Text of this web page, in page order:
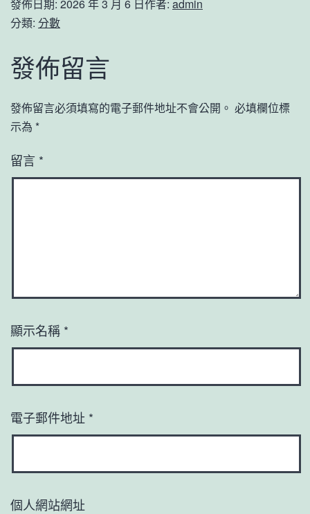
發佈日期: 2026 年 3 月 6 日作者: admin
分類: 分數
發佈留言
發佈留言必須填寫的電子郵件地址不會公開。 必填欄位標
示為 *
留言 *
顯示名稱 *
電子郵件地址 *
個人網站網址